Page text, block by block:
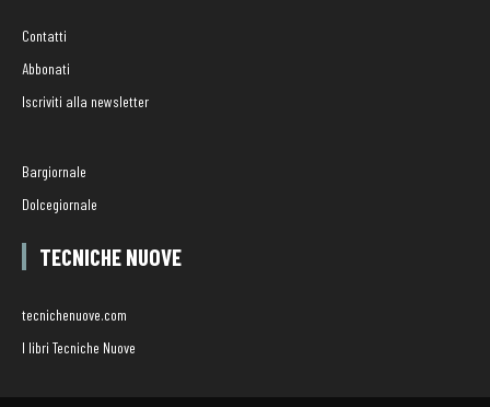
Contatti
Abbonati
Iscriviti alla newsletter
Bargiornale
Dolcegiornale
TECNICHE NUOVE
tecnichenuove.com
I libri Tecniche Nuove